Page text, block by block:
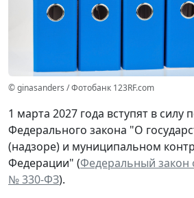
© ginasanders / Фотобанк 123RF.com
1 марта 2027 года вступят в силу
Федерального закона "О
(надзоре) и муниципальном
Федерации" (Федеральный закон
№ 330-ФЗ).